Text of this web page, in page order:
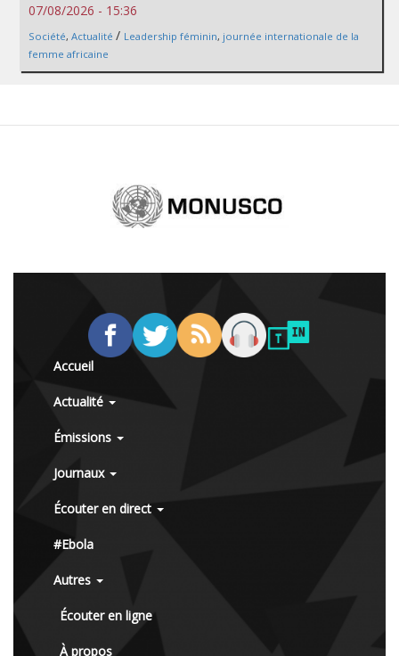
07/08/2026 - 15:36
Société, Actualité / Leadership féminin, journée internationale de la
femme africaine
Accueil
Actualité
Émissions
Journaux
Écouter en direct
#Ebola
Autres
Écouter en ligne
À propos